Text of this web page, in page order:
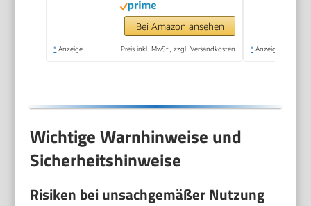
| Korb zum einfachen
Herausnehmen | EU-
Stecker
Bei Amazon ansehen
* Anzeige Preis inkl. MwSt., zzgl. Versandkosten * Anzeige
Wichtige Warnhinweise und
Sicherheitshinweise
Risiken bei unsachgemäßer Nutzung